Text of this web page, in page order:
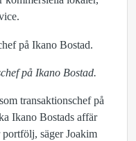
på Ikano Bostad.
transaktionschef på
Ikano Bostads affär
säger Joakim